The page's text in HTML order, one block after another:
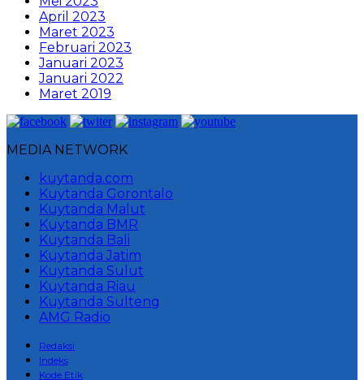
April 2023
Maret 2023
Februari 2023
Januari 2023
Januari 2022
Maret 2019
MEDIA NETWORK
kuytanda.com
Kuytanda Gorontalo
Kuytanda Malut
Kuytanda BMR
Kuytanda Bali
Kuytanda Jatim
Kuytanda Sulut
Kuytanda Riau
Kuytanda Sulteng
AMG Radio
Redaksi
Indeks
Kode Etik